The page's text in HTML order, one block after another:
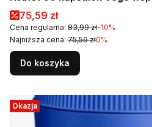
seksualne
Cena promocyjna
75,59 zł
Cena regularna: 83,99 zł-10%
Najniższa cena: 75,59 zł0%
Do koszyka
Okazja